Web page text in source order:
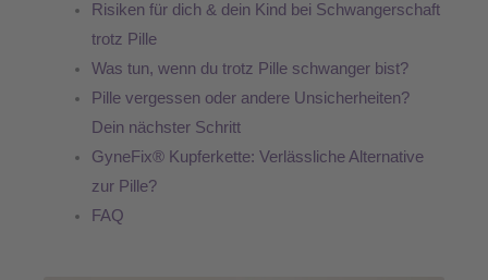
Risiken für dich & dein Kind bei Schwangerschaft
trotz Pille
Was tun, wenn du trotz Pille schwanger bist?
Pille vergessen oder andere Unsicherheiten?
Dein nächster Schritt
GyneFix® Kupferkette: Verlässliche Alternative
zur Pille?
FAQ